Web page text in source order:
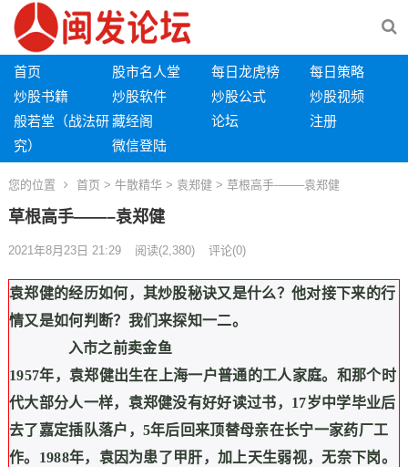
首页 股市名人堂 每日龙虎榜
每日策略
炒股书籍
炒股软件 炒股公式
炒股视频
般若堂（战法研
究）
藏经阁 论坛
注册
微信登陆
您的位置 首页 > 牛散精华> 袁郑健 > 草根高手——–袁郑健
草根高手——–袁郑健
2021年8月23日 21:29 阅读(2,380) 评论(0)
袁郑健的经历如何，其炒股秘诀又是什么？他对接下来的行
情又是如何判断？我们来探知一二。
入市之前卖金鱼
1957年，袁郑健出生在上海一户普通的工人家庭。和那个时
代大部分人一样，袁郑健没有好好读过书， 17岁中学毕业后
去了嘉定插队落户， 5年后回来顶替母亲在长宁一家药厂工
作。 1988年，袁因为患了甲肝，加上天生弱视，无奈下岗。